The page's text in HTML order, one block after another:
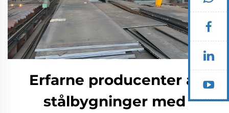
Erfarne producenter af
stålbygninger med